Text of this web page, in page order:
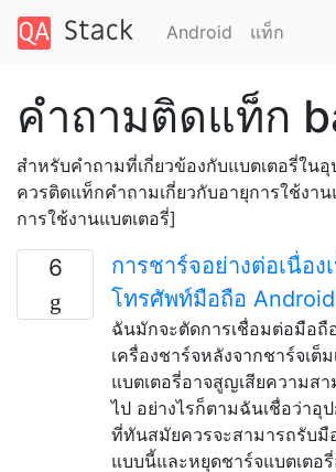
Android แท็ก
คำถามติดแท็ก
สำหรับคำถามที่เกี่ยวข้องกับแบตเตอรี่ใน
ควรติดแท็กคำถามเกี่ยวกับอายุการใช้งา
การใช้งานแบตเตอรี่]
6
การชาร์จอย่างต่อเนื่อ
โทรศัพท์มือถือ
ฉันมักจะตัดการเชื่อมต่อมือถื
เครื่องชาร์จหลังจากชาร์จเต็
แบตเตอรี่อาจสูญเสียความสา
ไป อย่างไรก็ตามฉันเชื่อว่าอุ
ที่ทันสมัยควรจะสามารถรับ
แบบนี้และหยุดชาร์จแบตเตอ